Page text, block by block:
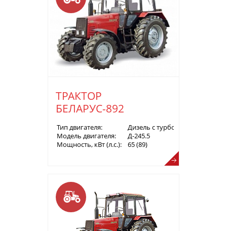
ТРАКТОР
БЕЛАРУС-892
Тип двигателя:
Дизель с турбонаддувом
Модель двигателя:
Д-245.5
Мощность, кВт (л.с.):
65 (89)